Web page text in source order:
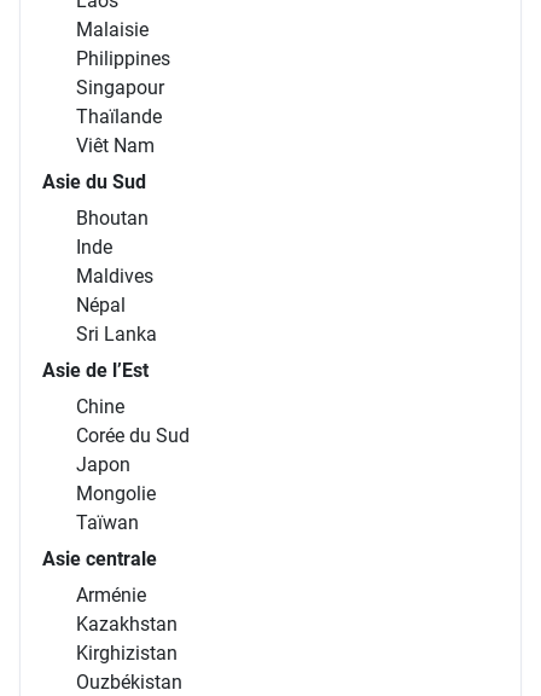
Malaisie
Philippines
Singapour
Thaïlande
Viêt Nam
Asie du Sud
Bhoutan
Inde
Maldives
Népal
Sri Lanka
Asie de l’Est
Chine
Corée du Sud
Japon
Mongolie
Taïwan
Asie centrale
Arménie
Kazakhstan
Kirghizistan
Ouzbékistan